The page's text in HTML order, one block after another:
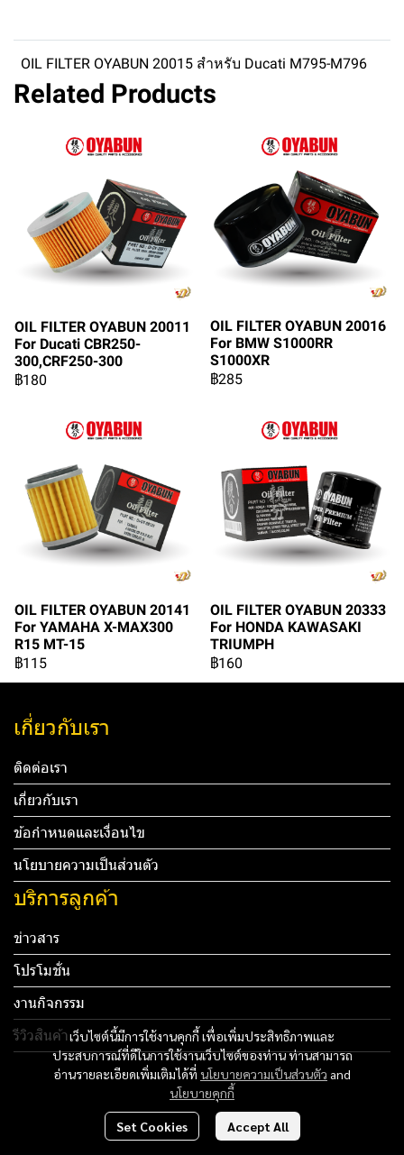
OIL FILTER OYABUN 20015 สำหรับ Ducati M795-M796
Related Products
OIL FILTER OYABUN 20011
For Ducati CBR250-
300,CRF250-300
฿180
OIL FILTER OYABUN 20016
For BMW S1000RR
S1000XR
฿285
OIL FILTER OYABUN 20141
For YAMAHA X-MAX300
R15 MT-15
฿115
OIL FILTER OYABUN 20333
For HONDA KAWASAKI
TRIUMPH
฿160
เว็บไซต์นี้มีการใช้งานคุกกี้ เพื่อเพิ่มประสิทธิภาพและ
ประสบการณ์ที่ดีในการใช้งานเว็บไซต์ของท่าน ท่านสามารถ
อ่านรายละเอียดเพิ่มเติมได้ที่ นโยบายความเป็นส่วนตัว and
นโยบายคุกกี้
Set Cookies Accept All
เกี่ยวกับเรา
ติดต่อเรา
เกี่ยวกับเรา
ข้อกำหนดและเงื่อนไข
นโยบายความเป็นส่วนตัว
บริการลูกค้า
ข่าวสาร
โปรโมชั่น
งานกิจกรรม
รีวิวสินค้า
Tel: 012 345 67890 Email: mail@yourdomain.com